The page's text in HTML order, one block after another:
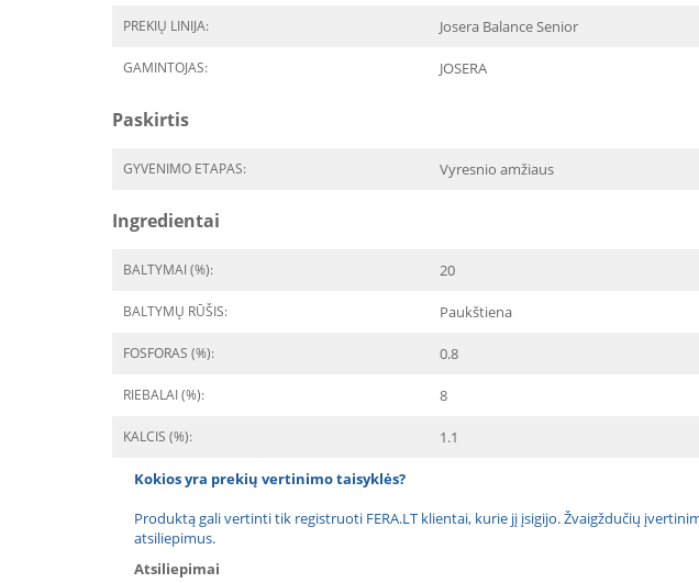
PREKIŲ LINIJA: Josera Balance Senior
GAMINTOJAS: JOSERA
Paskirtis
GYVENIMO ETAPAS: Vyresnio amžiaus
Ingredientai
BALTYMAI (%): 20
BALTYMŲ RŪŠIS: Paukštiena
FOSFORAS (%): 0.8
RIEBALAI (%): 8
KALCIS (%): 1.1
Kokios yra prekių vertinimo taisyklės?
Produktą gali vertinti tik registruoti FERA.LT klientai, kurie jį įsigijo. Žvaigždučių
atsiliepimus.
Atsiliepimai